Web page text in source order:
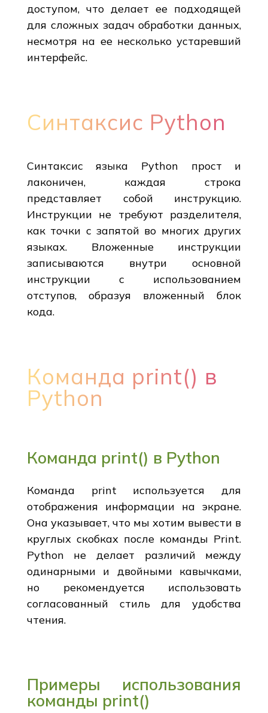
доступом, что делает ее подходящей
для сложных задач обработки данных,
несмотря на ее несколько устаревший
интерфейс.
Синтаксис Python
Синтаксис языка Python прост и
лаконичен, каждая строка
представляет собой инструкцию.
Инструкции не требуют разделителя,
как точки с запятой во многих других
языках. Вложенные инструкции
записываются внутри основной
инструкции с использованием
отступов, образуя вложенный блок
кода.
Команда print() в
Python
Команда print() в Python
Команда print используется для
отображения информации на экране.
Она указывает, что мы хотим вывести в
круглых скобках после команды Print.
Python не делает различий между
одинарными и двойными кавычками,
но рекомендуется использовать
согласованный стиль для удобства
чтения.
Примеры использования
команды print()